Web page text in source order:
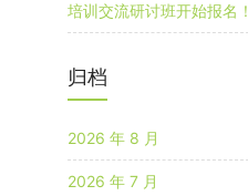
培训交流研讨班开始报名！
归档
2026 年 8 月
2026 年 7 月